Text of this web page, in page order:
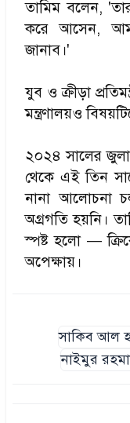
তামিম বলেন,
করে আসেন,
জানাব।'
যুব ও ক্রীড়া
মন্ত্রণালয়ও
২০২৪ সালের
থেকে এই তিন
নানা আলোচনা
অগ্রগতি হয়নি।
স্পষ্ট হলো —
অপেক্ষায়।
সাকিব আল
নাইমুর